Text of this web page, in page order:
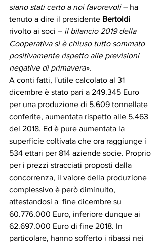
siano stati certo a noi favorevoli – ha
tenuto a dire il presidente Bertoldi
rivolto ai soci – il bilancio 2019 della
Cooperativa si è chiuso tutto sommato
positivamente rispetto alle previsioni
negative di primavera».
A conti fatti, l'utile calcolato al 31
dicembre è stato pari a 249.345 Euro
per una produzione di 5.609 tonnellate
conferite, aumentata rispetto alle 5.463
del 2018. Ed è pure aumentata la
superficie coltivata che ora raggiunge i
534 ettari per 814 aziende socie. Proprio
per i prezzi stracciati proposti dalla
concorrenza, il valore della produzione
complessivo è però diminuito,
attestandosi a  fine dicembre su
60.776.000 Euro, inferiore dunque ai
62.697.000 Euro di fine 2018. In
particolare, hanno sofferto i ribassi nei